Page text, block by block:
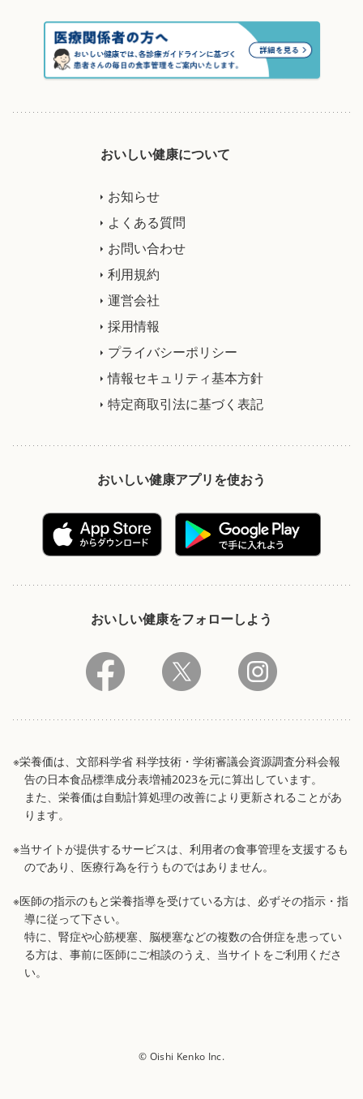
おいしい健康について
お知らせ
よくある質問
お問い合わせ
利用規約
運営会社
採用情報
プライバシーポリシー
情報セキュリティ基本方針
特定商取引法に基づく表記
おいしい健康アプリを使おう
おいしい健康をフォローしよう
※栄養価は、文部科学省 科学技術・学術審議会資源調査分科会報
告の日本食品標準成分表増補2023を元に算出しています。
また、栄養価は自動計算処理の改善により更新されることがあ
ります。
※当サイトが提供するサービスは、利用者の食事管理を支援するも
のであり、医療行為を行うものではありません。
※医師の指示のもと栄養指導を受けている方は、必ずその指示・指
導に従って下さい。
特に、腎症や心筋梗塞、脳梗塞などの複数の合併症を患ってい
る方は、事前に医師にご相談のうえ、当サイトをご利用くださ
い。
© Oishi Kenko Inc.